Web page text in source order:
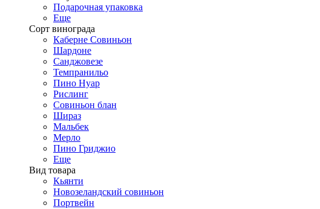
Подарочная упаковка
Еще
Сорт винограда
Каберне Совиньон
Шардоне
Санджовезе
Темпранильо
Пино Нуар
Рислинг
Совиньон блан
Шираз
Мальбек
Мерло
Пино Гриджио
Еще
Вид товара
Кьянти
Новозеландский совиньон
Портвейн